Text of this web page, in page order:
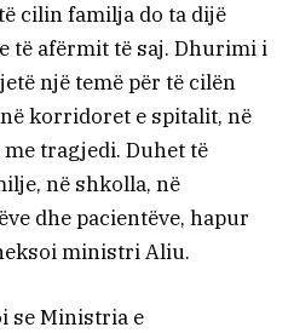
cilin familja do ta dijë
të afërmit të saj. Dhurimi i
një temë për të cilën
korridoret e spitalit, në
tragjedi. Duhet të
në shkolla, në
dhe pacientëve, hapur
ministri Aliu.
se Ministria e